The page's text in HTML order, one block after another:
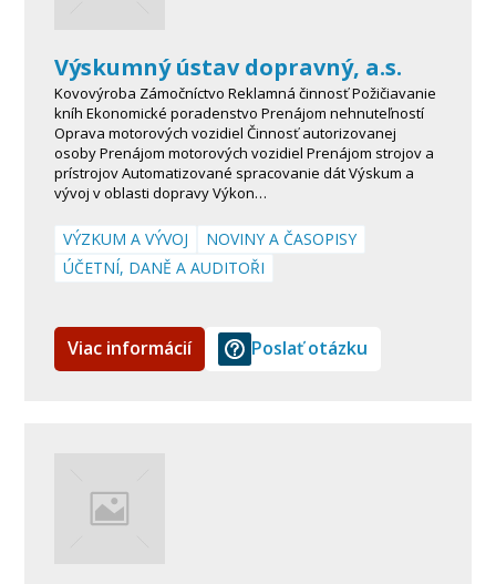
Výskumný ústav dopravný, a.s.
Kovovýroba Zámočníctvo Reklamná činnosť Požičiavanie
kníh Ekonomické poradenstvo Prenájom nehnuteľností
Oprava motorových vozidiel Činnosť autorizovanej
osoby Prenájom motorových vozidiel Prenájom strojov a
prístrojov Automatizované spracovanie dát Výskum a
vývoj v oblasti dopravy Výkon…
VÝZKUM A VÝVOJ
NOVINY A ČASOPISY
ÚČETNÍ, DANĚ A AUDITOŘI
Viac informácií Poslať otázku